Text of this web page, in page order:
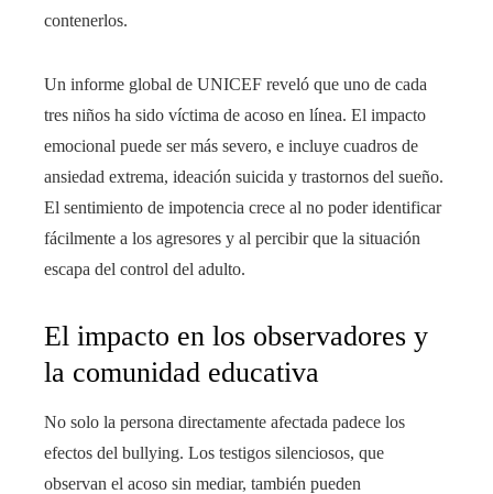
contenerlos.
Un informe global de UNICEF reveló que uno de cada
tres niños ha sido víctima de acoso en línea. El impacto
emocional puede ser más severo, e incluye cuadros de
ansiedad extrema, ideación suicida y trastornos del sueño.
El sentimiento de impotencia crece al no poder identificar
fácilmente a los agresores y al percibir que la situación
escapa del control del adulto.
El impacto en los observadores y
la comunidad educativa
No solo la persona directamente afectada padece los
efectos del bullying. Los testigos silenciosos, que
observan el acoso sin mediar, también pueden